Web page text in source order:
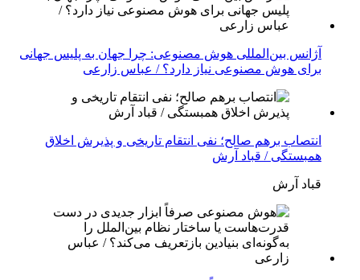
آژانس بین‌المللی هوش مصنوعی: چرا جهان به پلیس جهانی
برای هوش مصنوعی نیاز دارد؟ / عباس زارعی
انتصاب برهم صالح؛ نفی انتقام تاریخی و پذیرش اخلاق
همبستگی / قباد آرش
قباد آرش